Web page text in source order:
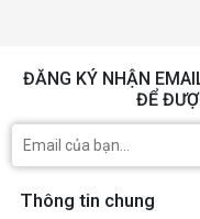
ĐĂNG KÝ NHẬN
ĐỂ
Thông tin chung